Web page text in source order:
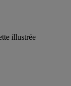
illustrée